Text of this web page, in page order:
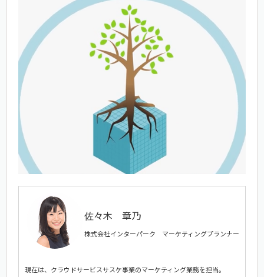
佐々木 章乃
株式会社インターパーク マーケティングプランナー
現在は、クラウドサービスサスケ事業のマーケティング業務を担当。